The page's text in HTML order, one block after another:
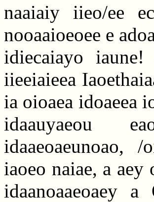
naaiaiy iieo/ee
nooaaioeoee e
idiecaiayo
iieeiaieea
ia oioaea idoaeea
idaauyaeou
idaaeoaeunoao,
iaoeo naiae, a
idaanoaaeoaey